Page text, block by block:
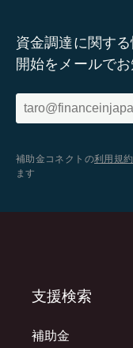
資金調達に関す
開始をメールでお
補助金コネクトの利用規約
ます
支援検索
補助金